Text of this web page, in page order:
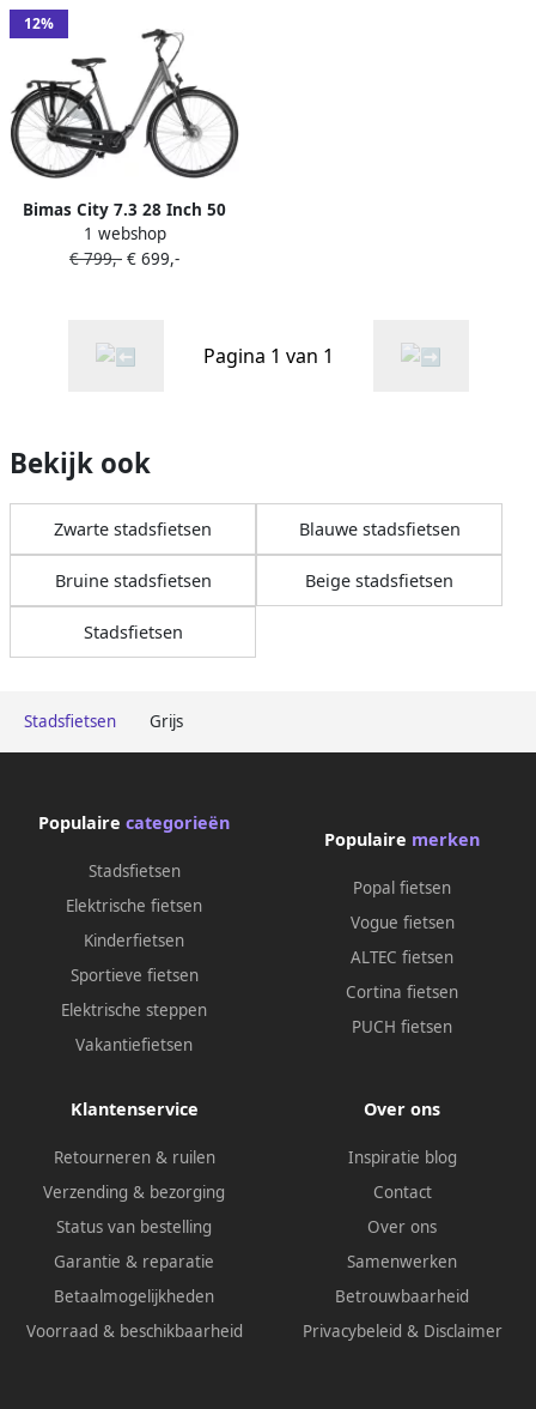
Stadsfietsen Grijs
12%
Bimas City 7.3 28 Inch 50
cm Dames 7V Rollerbrake
Matgrijs
1 webshop
€ 799,- € 699,-
Pagina 1 van 1
Bekijk ook
Zwarte stadsfietsen Blauwe stadsfietsen
Bruine stadsfietsen Beige stadsfietsen
Stadsfietsen
Populaire categorieën
Stadsfietsen
Elektrische fietsen
Kinderfietsen
Sportieve fietsen
Elektrische steppen
Vakantiefietsen
Populaire merken
Popal fietsen
Vogue fietsen
ALTEC fietsen
Cortina fietsen
PUCH fietsen
Klantenservice
Retourneren & ruilen
Verzending & bezorging
Status van bestelling
Garantie & reparatie
Betaalmogelijkheden
Voorraad & beschikbaarheid
Over ons
Inspiratie blog
Contact
Over ons
Samenwerken
Betrouwbaarheid
Privacybeleid & Disclaimer